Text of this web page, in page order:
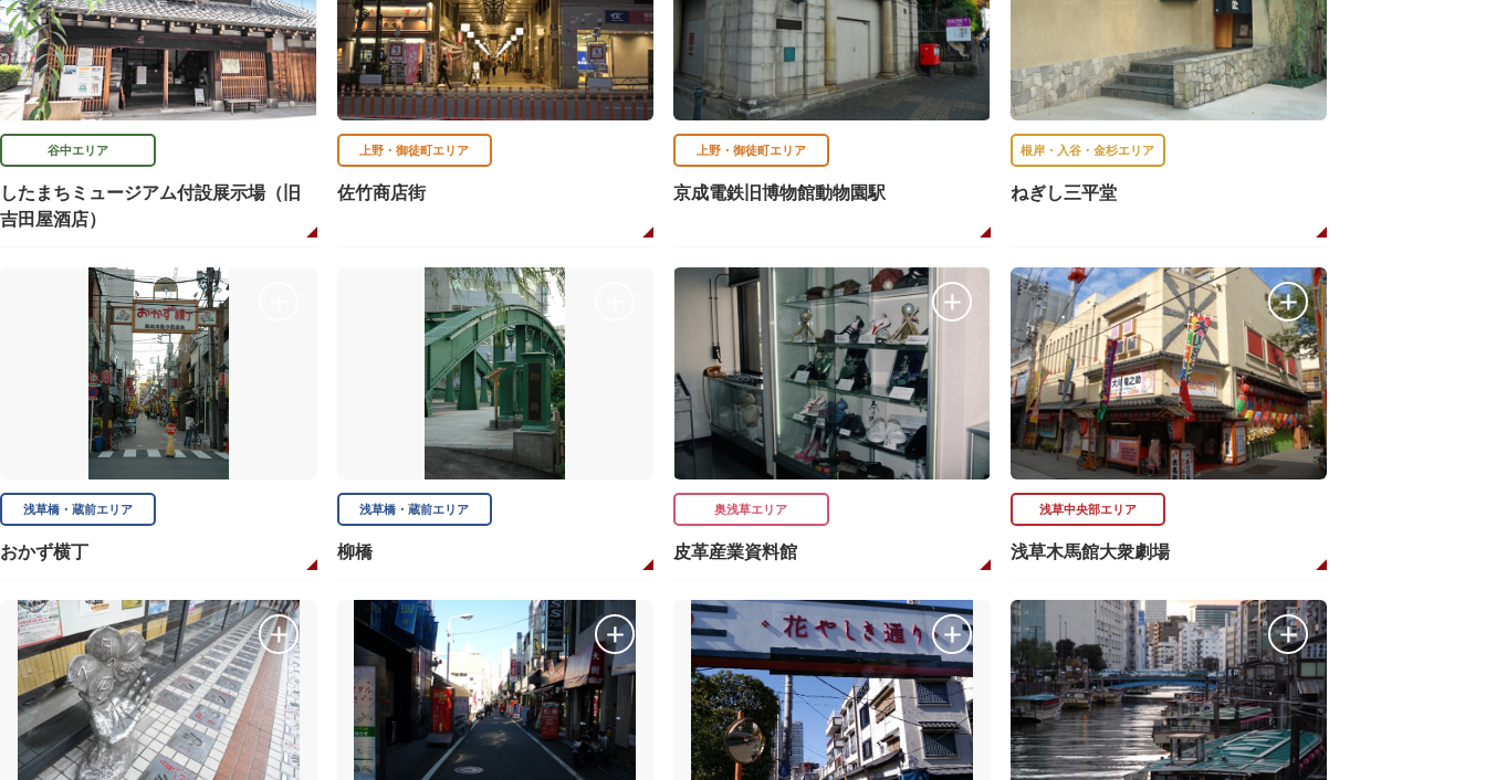
谷中エリア
したまちミュージアム付設展示場（旧
吉田屋酒店）
上野・御徒町エリア
佐竹商店街
上野・御徒町エリア
京成電鉄旧博物館動物園駅
根岸・入谷・金杉エリア
ねぎし三平堂
浅草橋・蔵前エリア
おかず横丁
浅草橋・蔵前エリア
柳橋
奥浅草エリア
皮革産業資料館
浅草中央部エリア
浅草木馬館大衆劇場